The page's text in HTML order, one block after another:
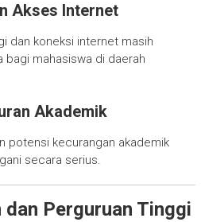
Akses Internet
dan koneksi internet masih
bagi mahasiswa di daerah
Akademik
potensi kecurangan akademik
secara serius.
Perguruan Tinggi